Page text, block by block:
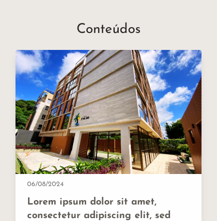
Conteúdos
06/08/2024
Lorem ipsum dolor sit amet,
consectetur adipiscing elit, sed